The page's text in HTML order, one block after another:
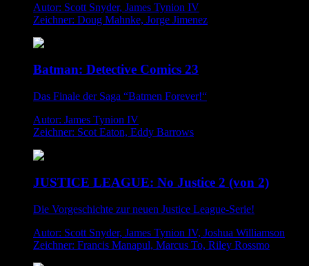
Autor: Scott Snyder, James Tynion IV
Zeichner: Doug Mahnke, Jorge Jimenez
Batman: Detective Comics 23
Das Finale der Saga “Batmen Forever!“
Autor: James Tynion IV
Zeichner: Scot Eaton, Eddy Barrows
JUSTICE LEAGUE: No Justice 2 (von 2)
Die Vorgeschichte zur neuen Justice League-Serie!
Autor: Scott Snyder, James Tynion IV, Joshua Williamson
Zeichner: Francis Manapul, Marcus To, Riley Rossmo